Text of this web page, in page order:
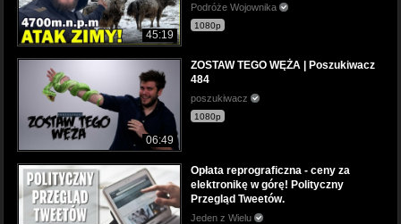
45:19
Podróże Wojownika
1080p
06:49
ZOSTAW TEGO WĘŻA | Poszukiwacz
484
poszukiwacz
1080p
Opłata reprograficzna - ceny za
elektronikę w górę! Polityczny
Przegląd Tweetów.
Jeden z Wielu